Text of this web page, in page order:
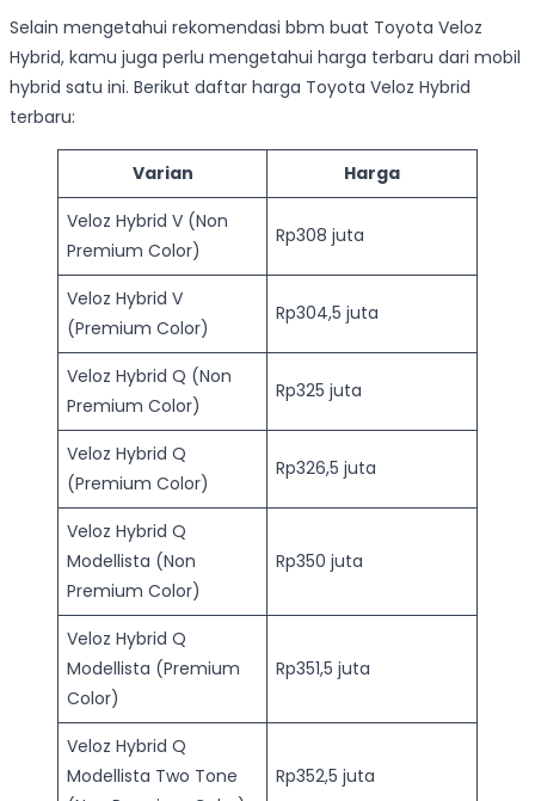
Selain mengetahui rekomendasi bbm buat Toyota Veloz
Hybrid, kamu juga perlu mengetahui harga terbaru dari mobil
hybrid satu ini. Berikut daftar harga Toyota Veloz Hybrid
terbaru:
Varian
Harga
Veloz Hybrid V (Non
Premium Color)
Rp308 juta
Veloz Hybrid V
(Premium Color)
Rp304,5 juta
Veloz Hybrid Q (Non
Premium Color)
Rp325 juta
Veloz Hybrid Q
(Premium Color)
Rp326,5 juta
Veloz Hybrid Q
Modellista (Non
Premium Color)
Rp350 juta
Veloz Hybrid Q
Modellista (Premium
Color)
Rp351,5 juta
Veloz Hybrid Q
Modellista Two Tone
Rp352,5 juta